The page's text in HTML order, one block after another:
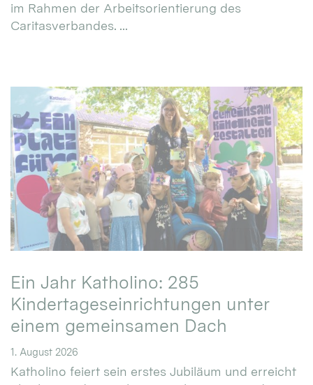
im Rahmen der Arbeitsorientierung des
Caritasverbandes. ...
Ein Jahr Katholino: 285
Kindertageseinrichtungen unter
einem gemeinsamen Dach
1. August 2026
Katholino feiert sein erstes Jubiläum und erreicht